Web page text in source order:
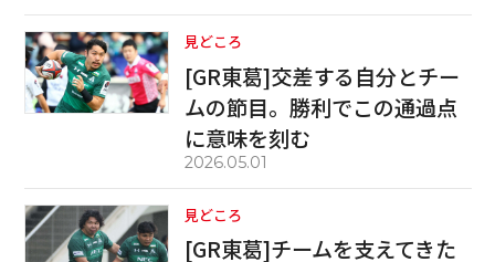
見どころ
[GR東葛]交差する自分とチー
ムの節目。勝利でこの通過点
に意味を刻む
2026.05.01
見どころ
[GR東葛]チームを支えてきた